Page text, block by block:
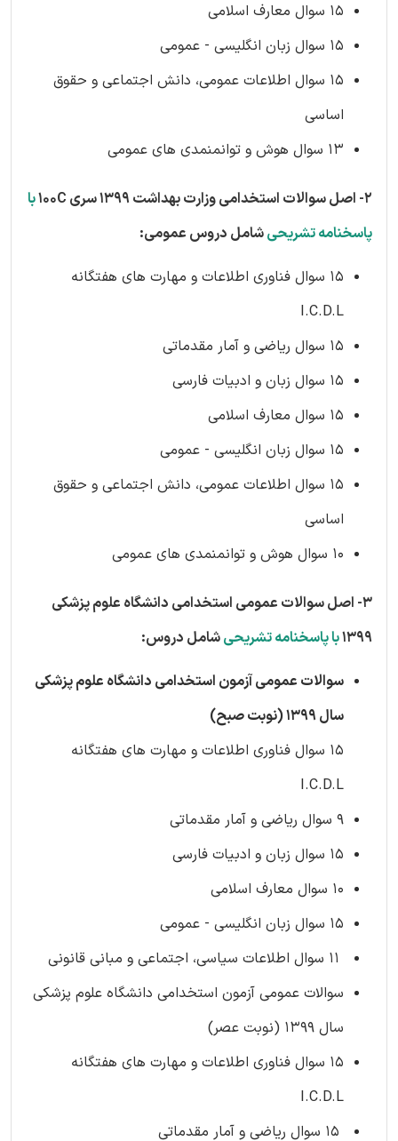
15 سوال معارف اسلامی
15 سوال زبان انگلیسی - عمومی
15 سوال اطلاعات عمومی، دانش اجتماعی و حقوق
اساسی
13 سوال هوش و توانمنمدی های عمومی
2- اصل سوالات استخدامی وزارت بهداشت 1399 سری 100C
با
پاسخنامه تشریحیشامل دروس عمومی:
15 سوال فناوری اطلاعات و مهارت های هفتگانه
I.C.D.L
15 سوال ریاضی و آمار مقدماتی
15 سوال زبان و ادبیات فارسی
15 سوال معارف اسلامی
15 سوال زبان انگلیسی - عمومی
15 سوال اطلاعات عمومی، دانش اجتماعی و حقوق
اساسی
10 سوال هوش و توانمنمدی های عمومی
3- اصل سوالات عمومی استخدامی دانشگاه علوم پزشکی
1399با پاسخنامه تشریحیشامل دروس:
سوالات عمومی آزمون استخدامی دانشگاه علوم پزشکی
سال 1399 (نوبت صبح)
15 سوال فناوری اطلاعات و مهارت های هفتگانه
I.C.D.L
9 سوال ریاضی و آمار مقدماتی
15 سوال زبان و ادبیات فارسی
10 سوال معارف اسلامی
15 سوال زبان انگلیسی - عمومی
سوالات عمومی آزمون استخدامی دانشگاه علوم پزشکی
سال 1399 (نوبت عصر)
15 سوال فناوری اطلاعات و مهارت های هفتگانه
I.C.D.L